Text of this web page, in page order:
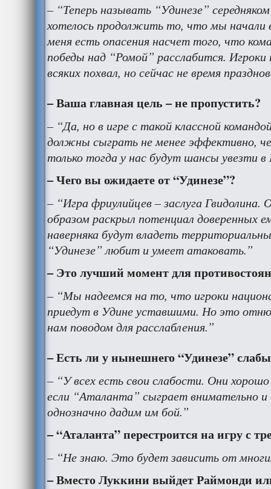
– “Теперь называть “Удинезе”
хотелось продолжить то, что мы
меня есть опасения насчет того, что
победы над “Ромой” расслабится. Игроки
всяких похвал, но сейчас не время
– Ваша главная цель – не пропустить?
– “Да, но в игре с такой классной
должны сыграть не менее эффективно,
только тогда у нас будут шансы увезти
– Чего вы ожидаете от “Удинезе”?
– “Игра фриулийцев – заслуга
образом раскрыл потенциал доверенных
наверняка будут владеть
“Удинезе” любит и умеет атаковать.”
– Это лучший момент для
– “Мы надеемся на то, что игроки
приедут в Удине уставшими. Но это
нам поводом для расслабления.”
– Есть ли у нынешнего “Удинезе”
– “У всех есть свои слабости. Они
если “Аталанта” сыграет внимательно
однозначно дадим им бой.”
– “Аталанта” перестроится на игру с
– “Не знаю. Это будет зависить от
– Вместо Луккини выйдет Раймонди